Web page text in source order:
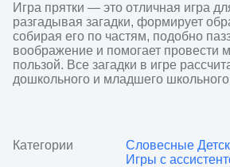
Игра прятки — это отличная игра
разгадывая загадки, формирует
собирая его по частям, подобно
воображение и помогает провести
пользой. Все загадки в игре
дошкольного и младшего школьного
Категории Словесные
Игры с